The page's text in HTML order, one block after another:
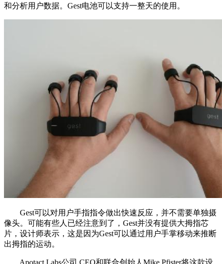
和分析用户数据。Gest电池可以支持一整天的使用。
Gest可以对用户手指指令做出快速反应，并不需要单独摄
像头。可能有些人已经注意到了，Gest并没有提供大拇指芯
片，设计师表示，这是因为Gest可以通过用户手掌移动来推断
出拇指的运动。
Apotact Labs公司 CEO和联合创始人Mike Pfister将这款设